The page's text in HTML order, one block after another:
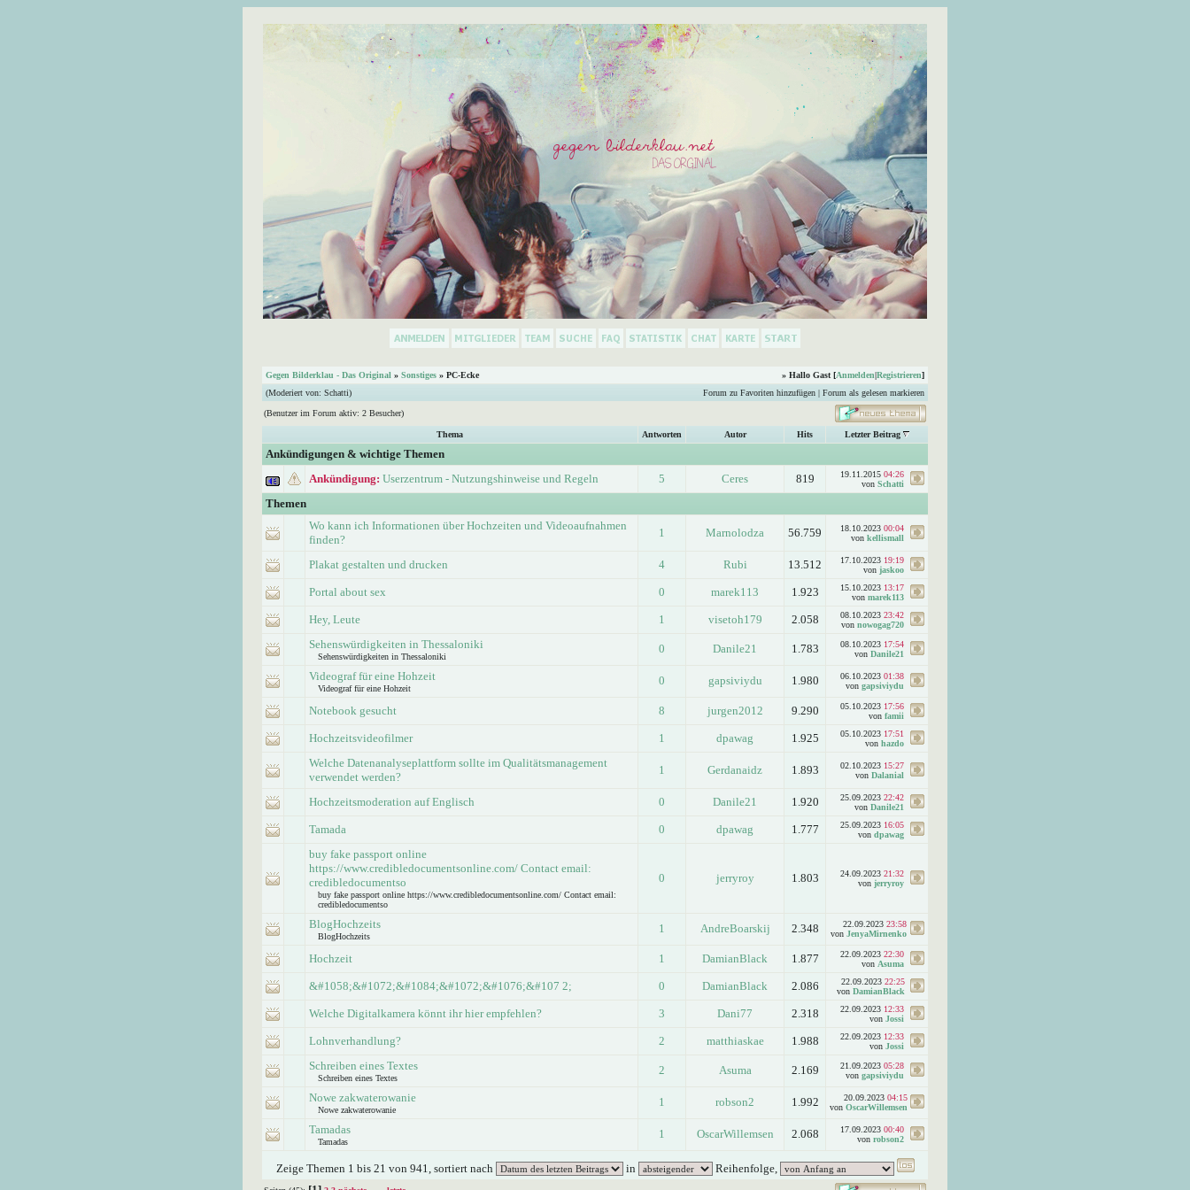
Gegen Bilderklau - Das Original » Sonstiges » PC-Ecke » Hallo Gast [Anmelden|Registrieren]
(Moderiert von: Schatti) Forum zu Favoriten hinzufügen | Forum als gelesen markieren
(Benutzer im Forum aktiv: 2 Besucher)
Thema Antworten Autor Hits Letzter Beitrag
Ankündigungen & wichtige Themen
Ankündigung: Userzentrum - Nutzungshinweise und Regeln 5 Ceres 819 19.11.2015 04:26
von Schatti
Themen
Wo kann ich Informationen über Hochzeiten und Videoaufnahmen
finden?
1 Marnolodza 56.759 18.10.2023 00:04
von kellismall
Plakat gestalten und drucken 4 Rubi 13.512 17.10.2023 19:19
von jaskoo
Portal about sex 0 marek113 1.923 15.10.2023 13:17
von marek113
Hey, Leute 1 visetoh179 2.058 08.10.2023 23:42
von nowogag720
Sehenswürdigkeiten in Thessaloniki
Sehenswürdigkeiten in Thessaloniki
0 Danile21 1.783 08.10.2023 17:54
von Danile21
Videograf für eine Hohzeit
Videograf für eine Hohzeit
0 gapsiviydu 1.980 06.10.2023 01:38
von gapsiviydu
Notebook gesucht 8 jurgen2012 9.290 05.10.2023 17:56
von famii
Hochzeitsvideofilmer 1 dpawag 1.925 05.10.2023 17:51
von hazdo
Welche Datenanalyseplattform sollte im Qualitätsmanagement
verwendet werden?
1 Gerdanaidz 1.893 02.10.2023 15:27
von Dalanial
Hochzeitsmoderation auf Englisch 0 Danile21 1.920 25.09.2023 22:42
von Danile21
Tamada 0 dpawag 1.777 25.09.2023 16:05
von dpawag
buy fake passport online
https://www.credibledocumentsonline.com/ Contact email:
credibledocumentso
buy fake passport online https://www.credibledocumentsonline.com/ Contact email:
credibledocumentso
0 jerryroy 1.803 24.09.2023 21:32
von jerryroy
BlogHochzeits
BlogHochzeits
1 AndreBoarskij 2.348 22.09.2023 23:58
von JenyaMirnenko
Hochzeit 1 DamianBlack 1.877 22.09.2023 22:30
von Asuma
&#1058;&#1072;&#1084;&#1072;&#1076;&#107 2; 0 DamianBlack 2.086 22.09.2023 22:25
von DamianBlack
Welche Digitalkamera könnt ihr hier empfehlen? 3 Dani77 2.318 22.09.2023 12:33
von Jossi
Lohnverhandlung? 2 matthiaskae 1.988 22.09.2023 12:33
von Jossi
Schreiben eines Textes
Schreiben eines Textes
2 Asuma 2.169 21.09.2023 05:28
von gapsiviydu
Nowe zakwaterowanie
Nowe zakwaterowanie
1 robson2 1.992 20.09.2023 04:15
von OscarWillemsen
Tamadas
Tamadas
1 OscarWillemsen 2.068 17.09.2023 00:40
von robson2
Zeige Themen 1 bis 21 von 941, sortiert nach in Reihenfolge,